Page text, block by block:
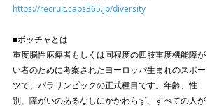
https://recruit.caps365.jp/diversity
■ボッチャとは
重度脳性麻痺者もしくは同程度の四肢重度機能障が
い者のために考案されたヨーロッパ生まれのスポー
ツで、パラリンピックの正式種目です。年齢、性
別、障がいのあるなしにかかわらず、すべての人が